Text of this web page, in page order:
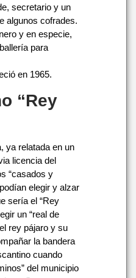
secretario y un
algunos cofrades.
y en especie,
para
en 1965.
“Rey
ya relatada en un
licencia del
“casados y
elegir y alzar
sería el “Rey
un “real de
rey pájaro y su
la bandera
cuando
del municipio